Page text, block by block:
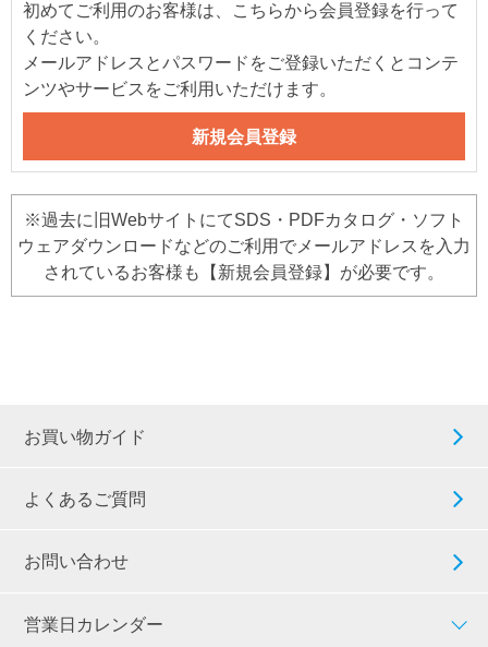
初めてご利用のお客様は、こちらから会員登録を行って
ください。
メールアドレスとパスワードをご登録いただくとコンテ
ンツやサービスをご利用いただけます。
※過去に旧WebサイトにてSDS・PDFカタログ・ソフト
ウェアダウンロードなどのご利用でメールアドレスを入力
されているお客様も【新規会員登録】が必要です。
お買い物ガイド
よくあるご質問
お問い合わせ
営業日カレンダー